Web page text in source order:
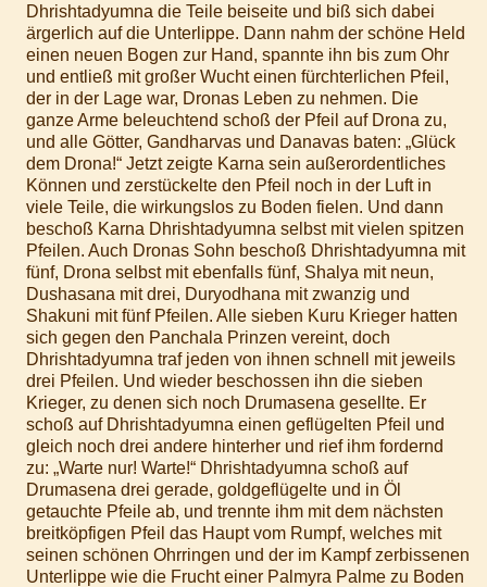
Dhrishtadyumna die Teile beiseite und biß sich dabei
ärgerlich auf die Unterlippe. Dann nahm der schöne Held
einen neuen Bogen zur Hand, spannte ihn bis zum Ohr
und entließ mit großer Wucht einen fürchterlichen Pfeil,
der in der Lage war, Dronas Leben zu nehmen. Die
ganze Arme beleuchtend schoß der Pfeil auf Drona zu,
und alle Götter, Gandharvas und Danavas baten: „Glück
dem Drona!“ Jetzt zeigte Karna sein außerordentliches
Können und zerstückelte den Pfeil noch in der Luft in
viele Teile, die wirkungslos zu Boden fielen. Und dann
beschoß Karna Dhrishtadyumna selbst mit vielen spitzen
Pfeilen. Auch Dronas Sohn beschoß Dhrishtadyumna mit
fünf, Drona selbst mit ebenfalls fünf, Shalya mit neun,
Dushasana mit drei, Duryodhana mit zwanzig und
Shakuni mit fünf Pfeilen. Alle sieben Kuru Krieger hatten
sich gegen den Panchala Prinzen vereint, doch
Dhrishtadyumna traf jeden von ihnen schnell mit jeweils
drei Pfeilen. Und wieder beschossen ihn die sieben
Krieger, zu denen sich noch Drumasena gesellte. Er
schoß auf Dhrishtadyumna einen geflügelten Pfeil und
gleich noch drei andere hinterher und rief ihm fordernd
zu: „Warte nur! Warte!“ Dhrishtadyumna schoß auf
Drumasena drei gerade, goldgeflügelte und in Öl
getauchte Pfeile ab, und trennte ihm mit dem nächsten
breitköpfigen Pfeil das Haupt vom Rumpf, welches mit
seinen schönen Ohrringen und der im Kampf zerbissenen
Unterlippe wie die Frucht einer Palmyra Palme zu Boden